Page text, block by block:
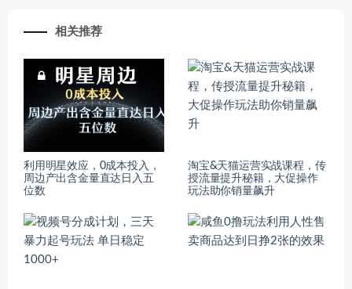
相关推荐
利用明星效应，0成本投入，
周边产出含金量直达日入五
位数
淘宝&天猫运营实战课程，传
授流量提升秘籍，大促操作
玩法助你销量飙升